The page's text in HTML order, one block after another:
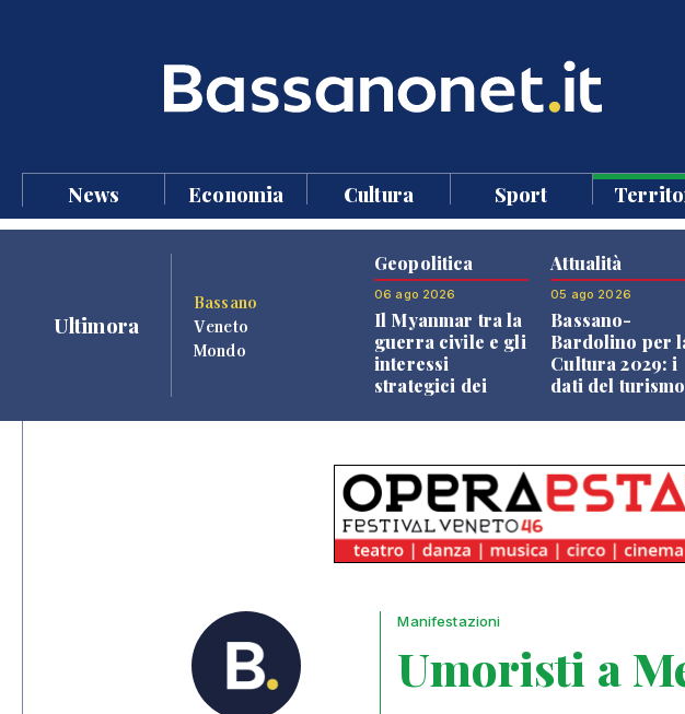
News Economia Cultura Sport
Ultimora
Bassano
Veneto
Mondo
Geopolitica
06 ago 2026
Il Myanmar tra la
guerra civile e gli
interessi
strategici dei
Attualità
05 ago 2026
Bassano-
Bardolino per
Cultura 2029: i
dati del turismo
Manifestazioni
Umoristi a